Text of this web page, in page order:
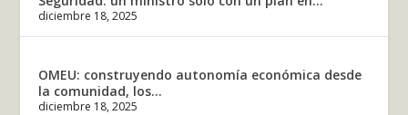
diciembre 18, 2025
OMEU: construyendo autonomía económica desde
la comunidad, los...
diciembre 18, 2025